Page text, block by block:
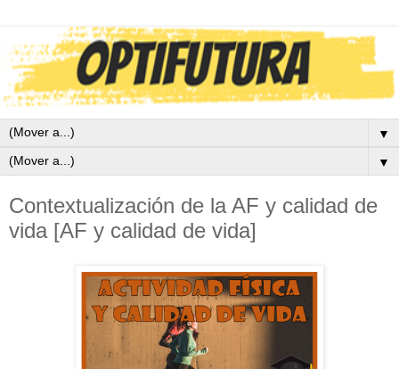
▼
▼
Contextualización de la AF y calidad de
vida [AF y calidad de vida]